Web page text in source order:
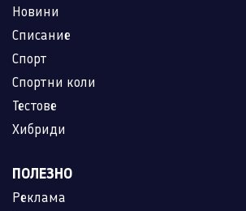
Новини
Списание
Спорт
Спортни коли
Тестове
Хибриди
ПОЛЕЗНО
Реклама